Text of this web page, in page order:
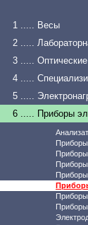
1 ..... Весы
2 .....
3 .....
4 .....
5 .....
6 ..... Приборы